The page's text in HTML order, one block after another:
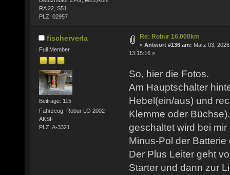
RA 22, S51
PLZ: 02957
fischerverla
Full Member
Beiträge: 115
Fahrzeug: Robur LO 2002
AKSF
PLZ: A-3321
Re: Robur 16.000km
« Antwort #136 am: März 03,
13:15:16 »
So, hier die Fotos.
Am Hauptschalter
Hebel(ein/aus) und
Klemme oder
geschaltet wird bei
Minus-Pol der
Der Plus Leiter geht
Starter und dann zur